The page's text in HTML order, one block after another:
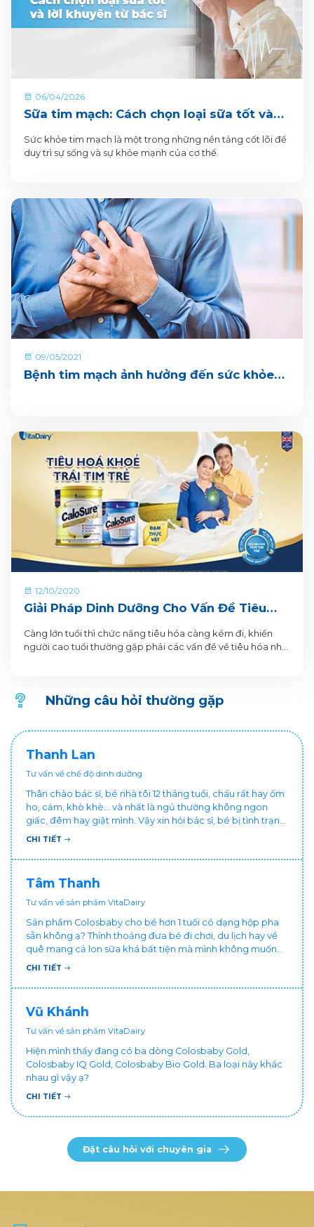
06/04/2026
Sữa tim mạch: Cách chọn loại sữa tốt và
Sức khỏe tim mạch là một trong những nền tảng cốt lõi để
duy trì sự sống và sự khỏe mạnh của cơ thể.
09/05/2021
Bệnh tim mạch ảnh hưởng đến sức khỏe
12/10/2020
Giải Pháp Dinh Dưỡng Cho Vấn Đề Tiêu
Càng lớn tuổi thì chức năng tiêu hóa càng kém đi, khiến
người cao tuổi thường gặp phải các vấn đề về tiêu hóa như
cuộc sống của người cao tuổi.
Những câu hỏi thường gặp
Thanh Lan
Tư vấn về chế độ dinh dưỡng
Thân chào bác sĩ, bé nhà tôi 12 tháng tuổi, cháu rất hay ốm
ho, cảm, khò khè... và nhất là ngủ thường không ngon
giấc, đêm hay giật mình. Vậy xin hỏi bác sĩ, bé bị tình trạng
vậy nên làm sao để con khỏe mạnh và ngủ ngon giấc hơn
chăm cháu hay ốm ạ?. Cảm ơn bác sĩ.
CHI TIẾT
Tâm Thanh
Tư vấn về sản phẩm VitaDairy
Sản phẩm Colosbaby cho bé hơn 1 tuổi có dạng hộp pha
sẵn không ạ? Thỉnh thoảng đưa bé đi chơi, du lịch hay về
quê mang cả lon sữa khá bất tiện mà mình không muốn
đổi cho bé dùng sữa tươi hộp khác sợ bé nạ sữa ảnh
CHI TIẾT
Vũ Khánh
Tư vấn về sản phẩm VitaDairy
Hiện mình thấy đang có ba dòng Colosbaby Gold,
Colosbaby IQ Gold, Colosbaby Bio Gold. Ba loại này khác
nhau gì vậy ạ?
CHI TIẾT
Đặt câu hỏi với chuyên gia